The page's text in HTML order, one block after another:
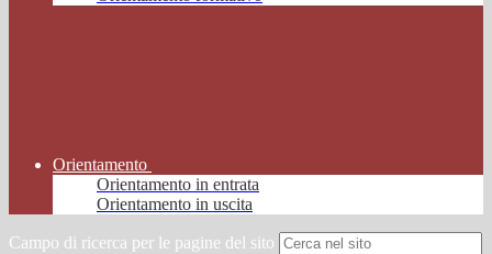
Orientamento
Orientamento in entrata
Orientamento in uscita
Campo di ricerca per le pagine del sito